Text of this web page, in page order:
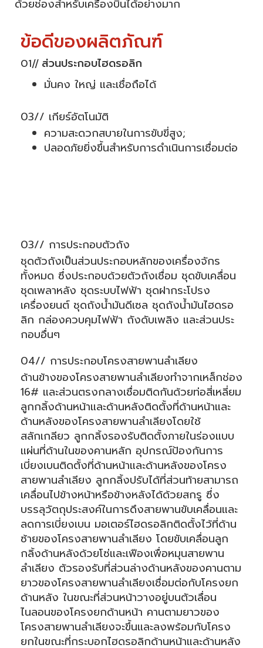
ด้วยช่องสำหรับเครื่องบินได้อย่างมาก
ข้อดีของผลิตภัณฑ์
01// ส่วนประกอบไฮดรอลิก
มั่นคง ใหญ่ และเชื่อถือได้
03// เกียร์อัตโนมัติ
ความสะดวกสบายในการขับขี่สูง;
ปลอดภัยยิ่งขึ้นสำหรับการดำเนินการเชื่อมต่อ
03// การประกอบตัวถัง
ชุดตัวถังเป็นส่วนประกอบหลักของเครื่องจักร
ทั้งหมด ซึ่งประกอบด้วยตัวถังเชื่อม ชุดขับเคลื่อน
ชุดเพลาหลัง ชุดระบบไฟฟ้า ชุดฝากระโปรง
เครื่องยนต์ ชุดถังน้ำมันดีเซล ชุดถังน้ำมันไฮดรอ
ลิก กล่องควบคุมไฟฟ้า ถังดับเพลิง และส่วนประ
กอบอื่นๆ
04// การประกอบโครงสายพานลำเลียง
ด้านข้างของโครงสายพานลำเลียงทำจากเหล็กช่อง
16# และส่วนตรงกลางเชื่อมติดกันด้วยท่อสี่เหลี่ยม
ลูกกลิ้งด้านหน้าและด้านหลังติดตั้งที่ด้านหน้าและ
ด้านหลังของโครงสายพานลำเลียงโดยใช้
สลักเกลียว ลูกกลิ้งรองรับติดตั้งภายในร่องแบบ
แผ่นที่ด้านในของคานหลัก อุปกรณ์ป้องกันการ
เบี่ยงเบนติดตั้งที่ด้านหน้าและด้านหลังของโครง
สายพานลำเลียง ลูกกลิ้งปรับได้ที่ส่วนท้ายสามารถ
เคลื่อนไปข้างหน้าหรือข้างหลังได้ด้วยสกรู ซึ่ง
บรรลุวัตถุประสงค์ในการดึงสายพานขับเคลื่อนและ
ลดการเบี่ยงเบน มอเตอร์ไฮดรอลิกติดตั้งไว้ที่ด้าน
ซ้ายของโครงสายพานลำเลียง โดยขับเคลื่อนลูก
กลิ้งด้านหลังด้วยโซ่และเฟืองเพื่อหมุนสายพาน
ลำเลียง ตัวรองรับที่ส่วนล่างด้านหลังของคานตาม
ยาวของโครงสายพานลำเลียงเชื่อมต่อกับโครงยก
ด้านหลัง ในขณะที่ส่วนหน้าวางอยู่บนตัวเลื่อน
ไนลอนของโครงยกด้านหน้า คานตามยาวของ
โครงสายพานลำเลียงจะขึ้นและลงพร้อมกับโครง
ยกในขณะที่กระบอกไฮดรอลิกด้านหน้าและด้านหลัง